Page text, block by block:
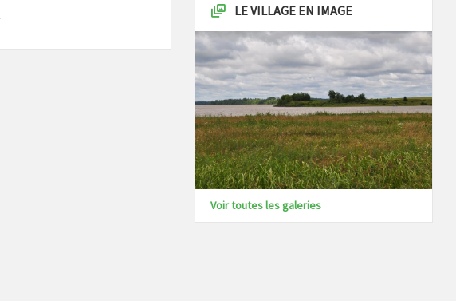
LE VILLAGE EN IMAGE
Voir toutes les galeries